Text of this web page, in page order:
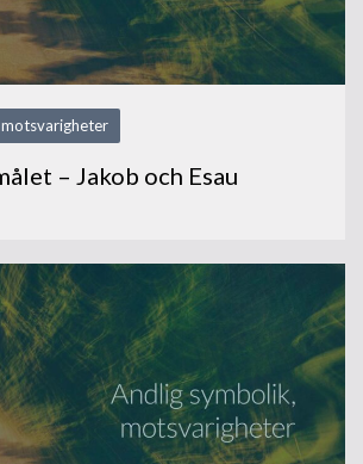
– Jakob och Esau